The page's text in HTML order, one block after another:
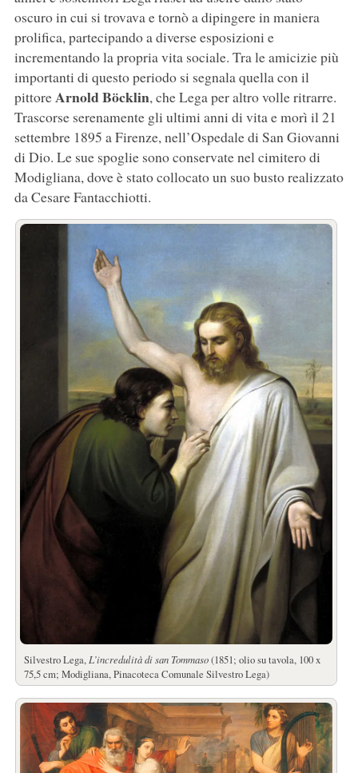
oscuro in cui si trovava e tornò a dipingere in maniera
prolifica, partecipando a diverse esposizioni e
incrementando la propria vita sociale. Tra le amicizie più
importanti di questo periodo si segnala quella con il
pittoreArnold Böcklin, che Lega per altro volle ritrarre.
Trascorse serenamente gli ultimi anni di vita e morì il 21
settembre 1895 a Firenze, nell’Ospedale di San Giovanni
di Dio. Le sue spoglie sono conservate nel cimitero di
Modigliana, dove è stato collocato un suo busto realizzato
da Cesare Fantacchiotti.
Silvestro Lega, L’incredulità di san Tommaso(1851; olio su tavola, 100 x
75,5 cm; Modigliana, Pinacoteca Comunale Silvestro Lega)